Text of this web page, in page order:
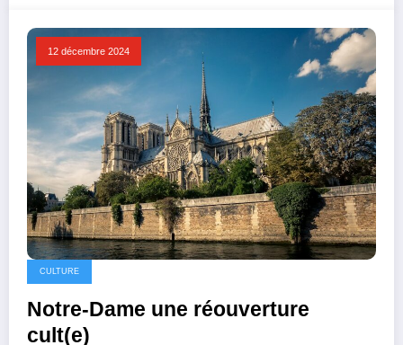
12 décembre 2024
CULTURE
Notre-Dame une réouverture
cult(e)